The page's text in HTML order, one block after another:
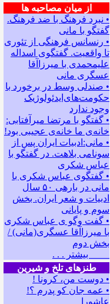
از میان مصاحبه ها
• نبرد فرهنگ با ضد فرهنگ.
گفتگو با ﻣﺎﻧﻰ
• رنسانس فرهنگی ‌از تئوری
‌تا واقعیت. گفتگوی اسداله
علیمحمدی با میرزاآقا
عسگری ‌مانی
• صندلی وسط در برخورد با
حکومت‌های‌ایدئولوژیک
وجود ندارد
• گفتگو با مرتضا میرآفتابی:
ﺧﺎﻧﻪﻯ ﻣﺎ ﺧﺎﻧﻪﻯ ﻋﺠﻴﺒﻰ ﺑﻮﺩ!
• مانی:ادبیات ایران پس از
سونامی بلاهت. در گفتگو با
عباس شکری
• گفتگوی عباس شکری با
مانی در باره‍ی ۵۰ سال
ادبیات و شعر ایران. بخش
سوم و پایانی
• گفت وگو ی عباس شکری
با میرزاآقا عسگری(مانی) /
بخش دوم
بیشتر . . .
طنزهای تلخ و شیرین
• دوست من، کرونا !
• ﻋﻤﻪ ﺟﺎﻥ ﻛﻮ ﭘﺪﺭﻡ ؟!
عاشورا